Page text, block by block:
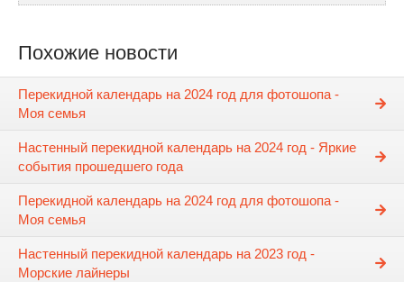
Похожие новости
Перекидной календарь на 2024 год для фотошопа -
Моя семья
Настенный перекидной календарь на 2024 год - Яркие
события прошедшего года
Перекидной календарь на 2024 год для фотошопа -
Моя семья
Настенный перекидной календарь на 2023 год -
Морские лайнеры